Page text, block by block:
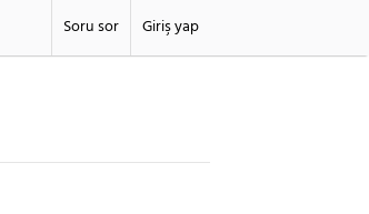
Giriş yap
Soru sor